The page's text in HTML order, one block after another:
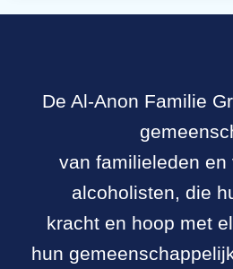
veranderen
De Al-Anon Familie
van familieleden en
alcoholisten, die
kracht en hoop met
hun